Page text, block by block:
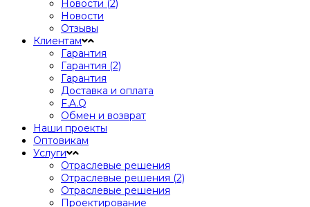
Новости (2)
Новости
Отзывы
Клиентам
Гарантия
Гарантия (2)
Гарантия
Доставка и оплата
F.A.Q
Обмен и возврат
Наши проекты
Оптовикам
Услуги
Отраслевые решения
Отраслевые решения (2)
Отраслевые решения
Проектирование